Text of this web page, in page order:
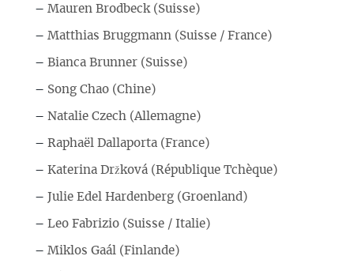
– Mauren Brodbeck (Suisse)
– Matthias Bruggmann (Suisse / France)
– Bianca Brunner (Suisse)
– Song Chao (Chine)
– Natalie Czech (Allemagne)
– Raphaël Dallaporta (France)
– Katerina Držková (République Tchèque)
– Julie Edel Hardenberg (Groenland)
– Leo Fabrizio (Suisse / Italie)
– Miklos Gaál (Finlande)